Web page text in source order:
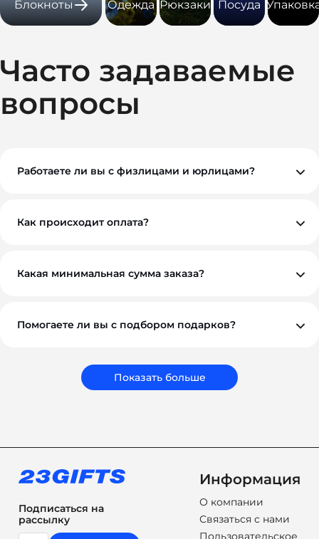
Блокноты Одежда Рюкзаки Посуда
Часто задаваемые
вопросы
Работаете ли вы с физлицами и юрлицами?
Как происходит оплата?
обсудим индивидуально. Для оптовых и
корпоративных клиентов возможны гибкие условия.
Какая минимальная сумма заказа?
Помогаете ли вы с подбором подарков?
сувениры, а решения, которые работают на ваш
Показать больше
Подписаться на
рассылку
Информация
О компании
Связаться с нами
Пользовательское